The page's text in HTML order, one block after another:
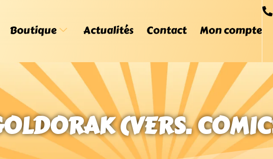
Boutique Actualités Contact Mon compte
(VERS.